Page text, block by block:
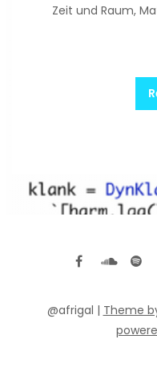
Zeit und Raum,
@afrigal | Theme